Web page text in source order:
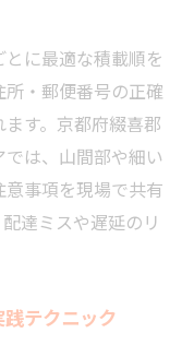
に最適な積載順を
・郵便番号の正確
す。京都府綴喜郡
は、山間部や細い
事項を現場で共有
達ミスや遅延のリ
テクニック